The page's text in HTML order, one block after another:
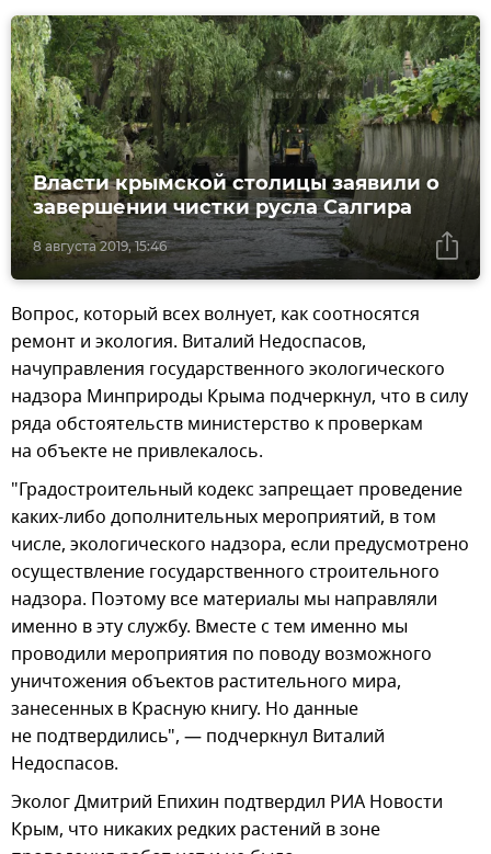
8 августа 2019, 15:46
Власти крымской столицы заявили о
завершении чистки русла Салгира
Вопрос, который всех волнует, как соотносятся
ремонт и экология. Виталий Недоспасов,
начуправления государственного экологического
надзора Минприроды Крыма подчеркнул, что в силу
ряда обстоятельств министерство к проверкам
на объекте не привлекалось.
"Градостроительный кодекс запрещает проведение
каких-либо дополнительных мероприятий, в том
числе, экологического надзора, если предусмотрено
осуществление государственного строительного
надзора. Поэтому все материалы мы направляли
именно в эту службу. Вместе с тем именно мы
проводили мероприятия по поводу возможного
уничтожения объектов растительного мира,
занесенных в Красную книгу. Но данные
не подтвердились", — подчеркнул Виталий
Недоспасов.
Эколог Дмитрий Епихин подтвердил РИА Новости
Крым, что никаких редких растений в зоне